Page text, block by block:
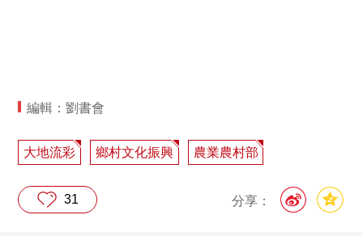
編輯：劉書會
大地流彩 鄉村文化振興 農業農村部
分享：
31